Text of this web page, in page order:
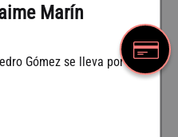
36%Marín
Gómez se lleva por